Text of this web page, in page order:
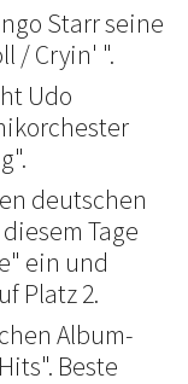
Starr seine
/ Cryin' ".
Udo
deutschen
Tage
ein und
Platz 2.
Album-
Beste